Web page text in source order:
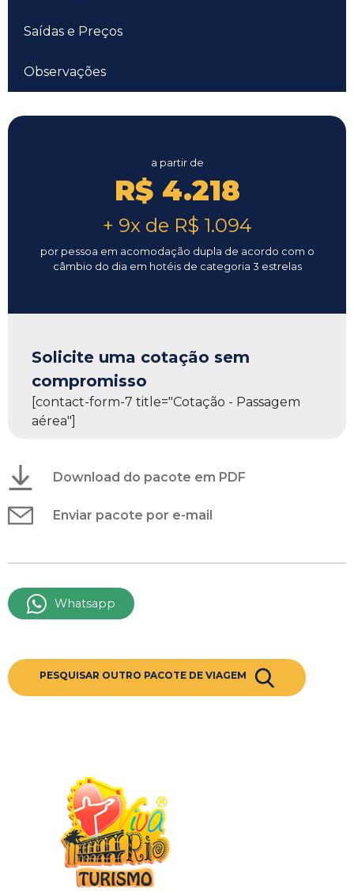
Saídas e Preços
Observações
a partir de
R$ 4.218
+ 9x de R$ 1.094
por pessoa em acomodação dupla de acordo com o
câmbio do dia em hotéis de categoria 3 estrelas
Solicite uma cotação sem
compromisso
[contact-form-7 title="Cotação - Passagem
aérea"]
Download do pacote em PDF
Enviar pacote por e-mail
Whatsapp
PESQUISAR OUTRO PACOTE DE VIAGEM